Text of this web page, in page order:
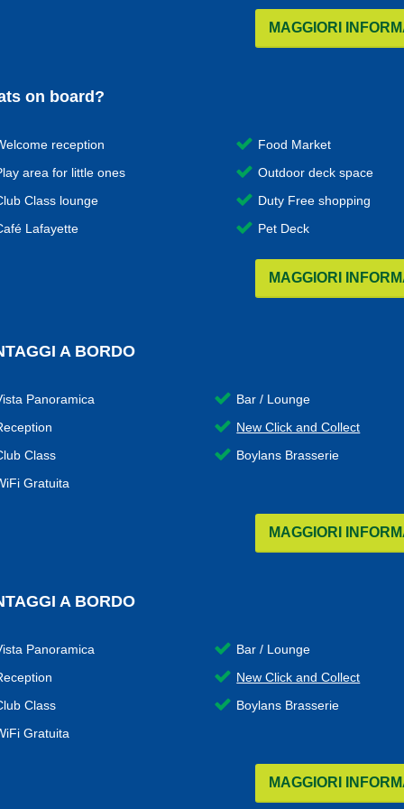
MAGGIORI
on board?
reception
area for little ones
Class lounge
Lafayette
Food Market
Outdoor deck space
Duty Free shopping
Pet Deck
MAGGIORI
A BORDO
Panoramica
Class
Gratuita
Bar / Lounge
New Click and Collect
Boylans Brasserie
MAGGIORI
A BORDO
Panoramica
Class
Gratuita
Bar / Lounge
New Click and Collect
Boylans Brasserie
MAGGIORI